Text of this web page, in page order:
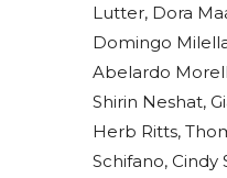
Lutter, Dora
Domingo
Abelardo
Shirin Neshat,
Herb Ritts,
Schifano, Cindy